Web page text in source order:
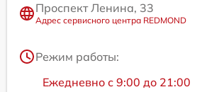
Проспект Ленина, 33
Адрес сервисного центра REDMOND
Режим работы:
Ежедневно с 9:00 до 21:00